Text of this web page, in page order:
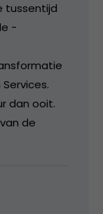
tussentijd
-
dan ooit.
de